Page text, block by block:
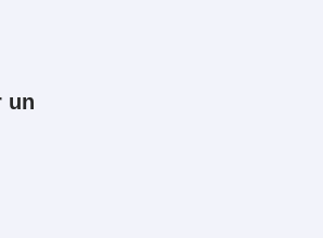
beneficios tanto para